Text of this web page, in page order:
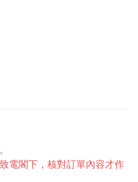
電閣下，核對訂單內容才作